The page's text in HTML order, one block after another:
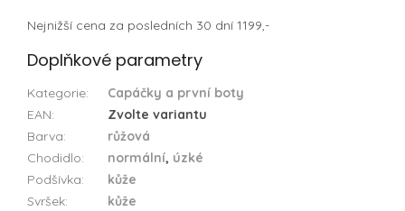
Nejnižší cena za posledních 30 dní 1199,-
Doplňkové parametry
Kategorie:
Capáčky a první boty
EAN:
Zvolte variantu
Barva:
růžová
Chodidlo: normální, úzké
Podšívka:
kůže
Svršek:
kůže